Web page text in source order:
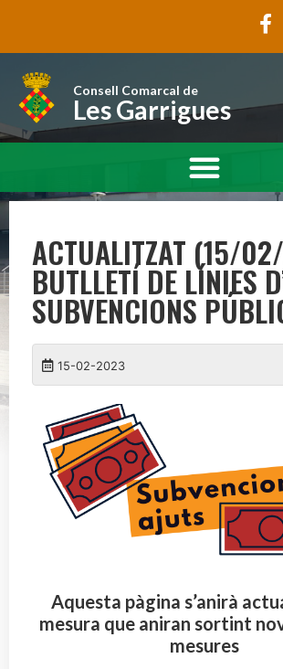
Consell Comarcal de
Les Garrigues
ACTUALITZAT (15/
BUTLLETÍ DE LÍNIES
SUBVENCIONS
15-02-2023
Aquesta pàgina s’anirà
mesura que aniran sortint
mesures